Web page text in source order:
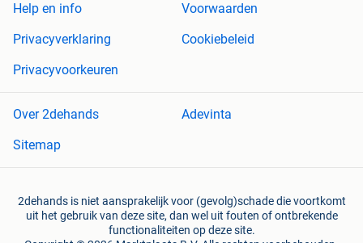
Help en info
Voorwaarden
Privacyverklaring
Cookiebeleid
Privacyvoorkeuren
Over 2dehands
Adevinta
Sitemap
2dehands is niet aansprakelijk voor (gevolg)schade die voortkomt
uit het gebruik van deze site, dan wel uit fouten of ontbrekende
functionaliteiten op deze site.